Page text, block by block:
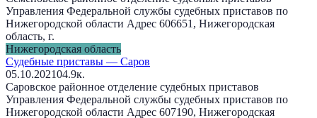
Управления Федеральной службы судебных приставов по
Нижегородской области Адрес 606651, Нижегородская
область, г.
Нижегородская область
Судебные приставы — Саров
05.10.202104.9к.
Саровское районное отделение судебных приставов
Управления Федеральной службы судебных приставов по
Нижегородской области Адрес 607190, Нижегородская